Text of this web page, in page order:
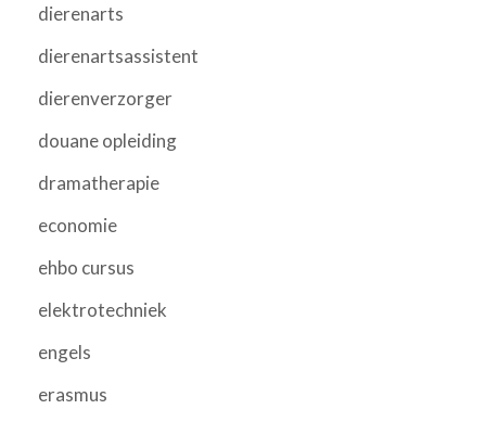
dierenarts
dierenartsassistent
dierenverzorger
douane opleiding
dramatherapie
economie
ehbo cursus
elektrotechniek
engels
erasmus